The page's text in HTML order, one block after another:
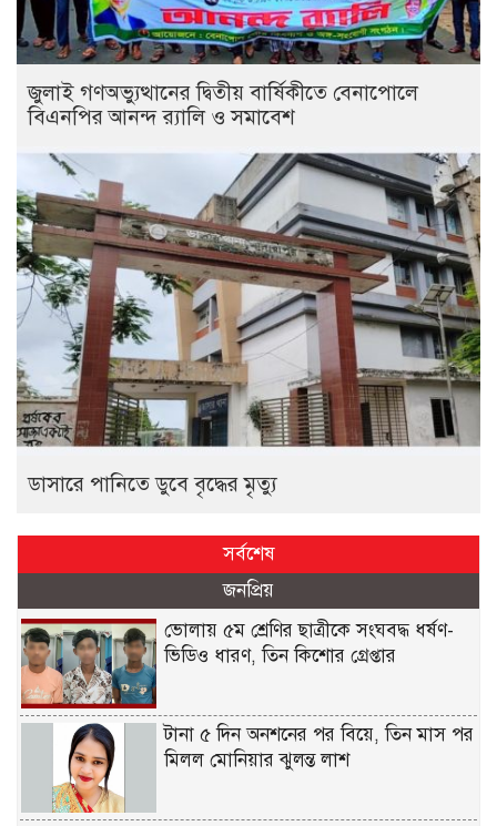
জুলাই গণঅভ্যুত্থানের দ্বিতীয় বার্ষিকীতে বেনাপোলে
বিএনপির আনন্দ র‌্যালি ও সমাবেশ
ডাসারে পানিতে ডুবে বৃদ্ধের মৃত্যু
সর্বশেষ
জনপ্রিয়
ভোলায় ৫ম শ্রেণির ছাত্রীকে সংঘবদ্ধ ধর্ষণ-
ভিডিও ধারণ, তিন কিশোর গ্রেপ্তার
টানা ৫ দিন অনশনের পর বিয়ে, তিন মাস পর
মিলল মোনিয়ার ঝুলন্ত লাশ